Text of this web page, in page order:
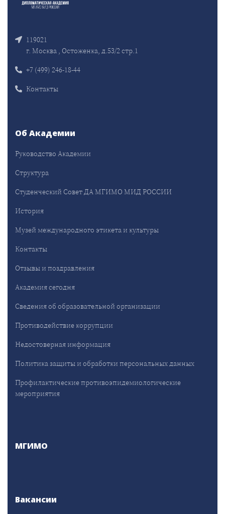
119021
г. Москва , Остоженка, д.53/2 стр.1
+7 (499) 246-18-44
Контакты
Об Академии
Руководство Академии
Структура
Студенческий Совет ДА МГИМО МИД РОССИИ
История
Музей международного этикета и культуры
Контакты
Отзывы и поздравления
Академия сегодня
Сведения об образовательной организации
Противодействие коррупции
Недостоверная информация
Политика защиты и обработки персональных данных
Профилактические противоэпидемиологические
мероприятия
МГИМО
Вакансии